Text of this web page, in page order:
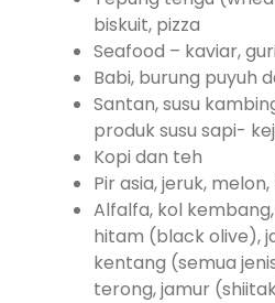
biskuit, pizza
Seafood – kaviar,
Babi, burung puyuh
Santan, susu
produk susu sapi-
Kopi dan teh
Pir asia, jeruk,
Alfalfa, kol
hitam (black olive),
kentang (semua
terong, jamur